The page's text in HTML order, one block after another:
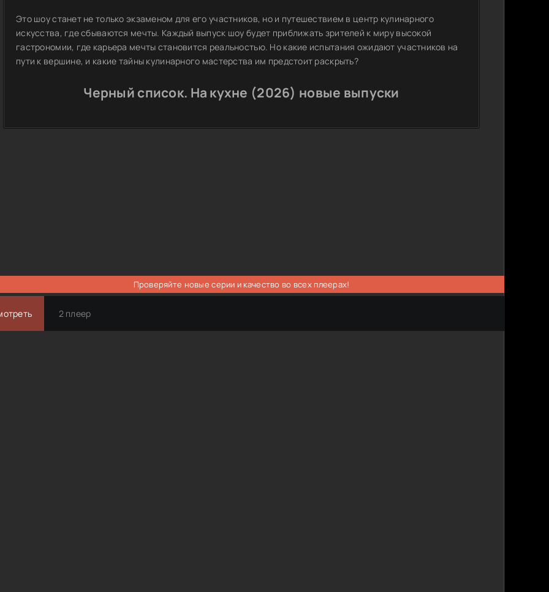
Это шоу станет не только экзаменом для его участников, но и путешествием в центр кулинарного
искусства, где сбываются мечты. Каждый выпуск шоу будет приближать зрителей к миру высокой
гастрономии, где карьера мечты становится реальностью. Но какие испытания ожидают участников на
пути к вершине, и какие тайны кулинарного мастерства им предстоит раскрыть?
Черный список. На кухне (2026) новые выпуски
Проверяйте новые серии и качество во всех плеерах!
2 плеер